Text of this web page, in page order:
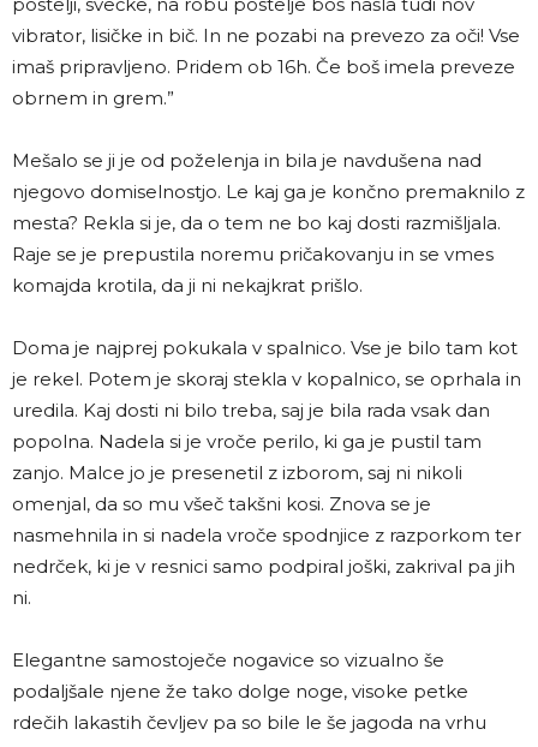
vibrator, lisičke in bič. In ne pozabi na prevezo za oči! Vse
imaš pripravljeno. Pridem ob 16h. Če boš imela preveze
obrnem in grem.”
Mešalo se ji je od poželenja in bila je navdušena nad
njegovo domiselnostjo. Le kaj ga je končno premaknilo z
mesta? Rekla si je, da o tem ne bo kaj dosti razmišljala.
Raje se je prepustila noremu pričakovanju in se vmes
komajda krotila, da ji ni nekajkrat prišlo.
Doma je najprej pokukala v spalnico. Vse je bilo tam kot
je rekel. Potem je skoraj stekla v kopalnico, se oprhala in
uredila. Kaj dosti ni bilo treba, saj je bila rada vsak dan
popolna. Nadela si je vroče perilo, ki ga je pustil tam
zanjo. Malce jo je presenetil z izborom, saj ni nikoli
omenjal, da so mu všeč takšni kosi. Znova se je
nasmehnila in si nadela vroče spodnjice z razporkom ter
nedrček, ki je v resnici samo podpiral joški, zakrival pa jih
ni.
Elegantne samostoječe nogavice so vizualno še
podaljšale njene že tako dolge noge, visoke petke
rdečih lakastih čevljev pa so bile le še jagoda na vrhu